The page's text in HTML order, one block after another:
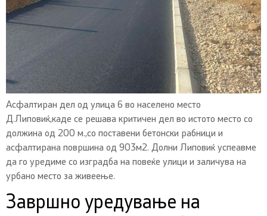
Асфалтиран дел од улица 6 во населено место
Д.Липовиќ,каде се решава критичен дел во истото место со
должина од 200 м.,со поставени бетонски рабници и
асфалтирана површина од 903м2. Долни Липовиќ успеавме
да го уредиме со изградба на повеќе улици и заличува на
урбано место за живеење.
Завршно уредување на